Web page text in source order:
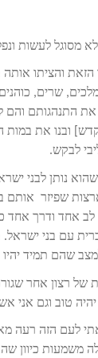
מסוגל לעשות
הזאת והציתו
שרים,
התנהגותם והם
ובנו את במות
לבקש.
נותן לבני
שפיזר אותם
אחד ודרך אחד
עם בני
שהם תמיד יהיו
רצון אחר
טוב וגם אני
לעם הזה רעה
משמעות כיוון